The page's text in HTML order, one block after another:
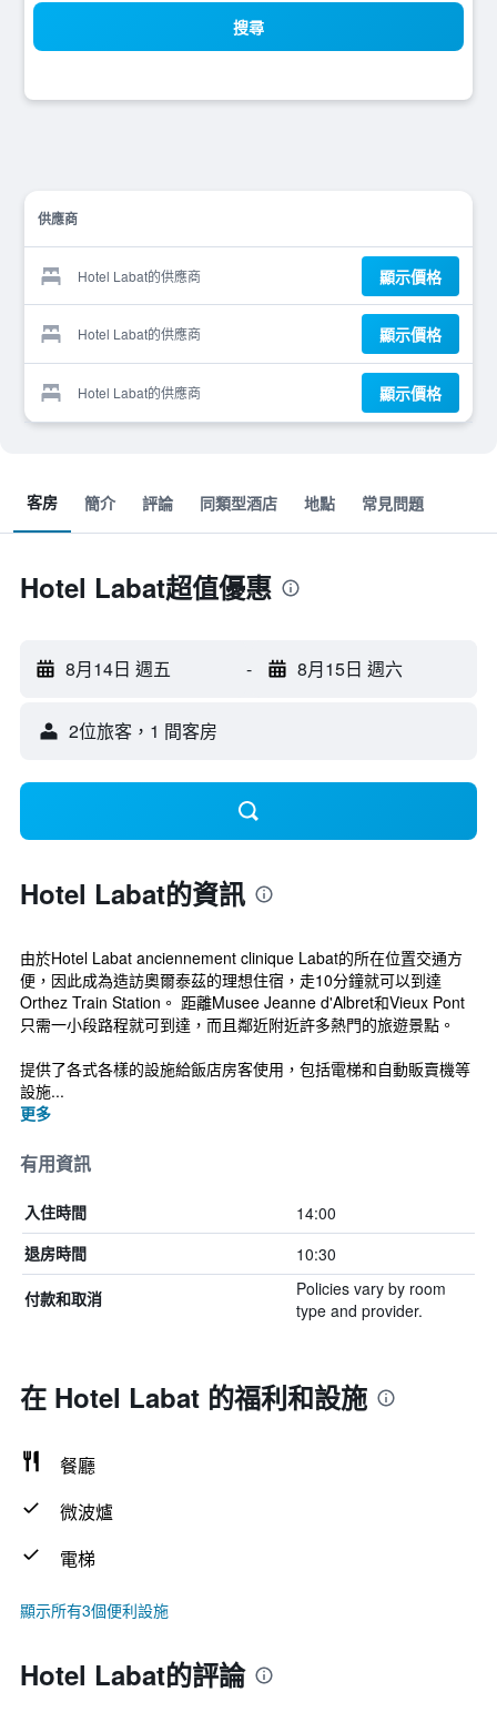
搜尋
供應商
Hotel Labat的供應商 顯示價格
Hotel Labat的供應商 顯示價格
Hotel Labat的供應商 顯示價格
客房 簡介 評論 同類型酒店 地點 常見問題
Hotel Labat超值優惠
8月14日 週五 - 8月15日 週六
2位旅客，1 間客房
Hotel Labat的資訊
由於Hotel Labat anciennement clinique Labat的所在位置交通方
便，因此成為造訪奧爾泰茲的理想住宿，走10分鐘就可以到達
Orthez Train Station。 距離Musee Jeanne d'Albret和Vieux Pont
只需一小段路程就可到達，而且鄰近附近許多熱門的旅遊景點。
提供了各式各樣的設施給飯店房客使用，包括電梯和自動販賣機等
設施...
更多
有用資訊
入住時間 14:00
退房時間 10:30
付款和取消
Policies vary by room
type and provider.
在 Hotel Labat 的福利和設施
餐廳
微波爐
電梯
顯示所有3個便利設施
Hotel Labat的評論